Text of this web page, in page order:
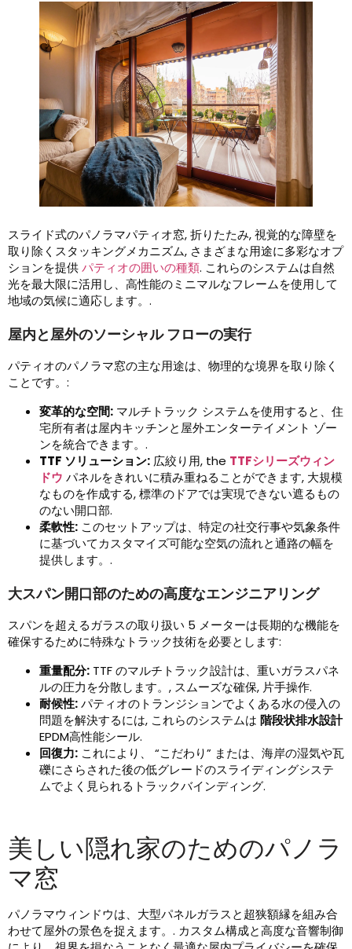
スライド式のパノラマパティオ窓, 折りたたみ, 視覚的な障壁を
取り除くスタッキングメカニズム, さまざまな用途に多彩なオプ
ションを提供パティオの囲いの種類. これらのシステムは自然
光を最大限に活用し、高性能のミニマルなフレームを使用して
地域の気候に適応します。.
屋内と屋外のソーシャル フローの実行
パティオのパノラマ窓の主な用途は、物理的な境界を取り除く
ことです。:
変革的な空間: マルチトラック システムを使用すると、住
宅所有者は屋内キッチンと屋外エンターテイメント ゾー
ンを統合できます。.
TTF ソリューション: 広絞り用, the TTFシリーズウィン
ドウ パネルをきれいに積み重ねることができます, 大規模
なものを作成する, 標準のドアでは実現できない遮るもの
のない開口部.
柔軟性: このセットアップは、特定の社交行事や気象条件
に基づいてカスタマイズ可能な空気の流れと通路の幅を
提供します。.
大スパン開口部のための高度なエンジニアリング
スパンを超えるガラスの取り扱い 5 メーターは長期的な機能を
確保するために特殊なトラック技術を必要とします:
重量配分: TTF のマルチトラック設計は、重いガラスパネ
ルの圧力を分散します。, スムーズな確保, 片手操作.
耐候性:パティオのトランジションでよくある水の侵入の
問題を解決するには, これらのシステムは 階段状排水設計
EPDM高性能シール.
回復力: これにより、 “こだわり” または、海岸の湿気や瓦
礫にさらされた後の低グレードのスライディングシステ
ムでよく見られるトラックバインディング.
美しい隠れ家のためのパノラ
マ窓
パノラマウィンドウは、大型パネルガラスと超狭額縁を組み合
わせて屋外の景色を捉えます。. カスタム構成と高度な音響制御